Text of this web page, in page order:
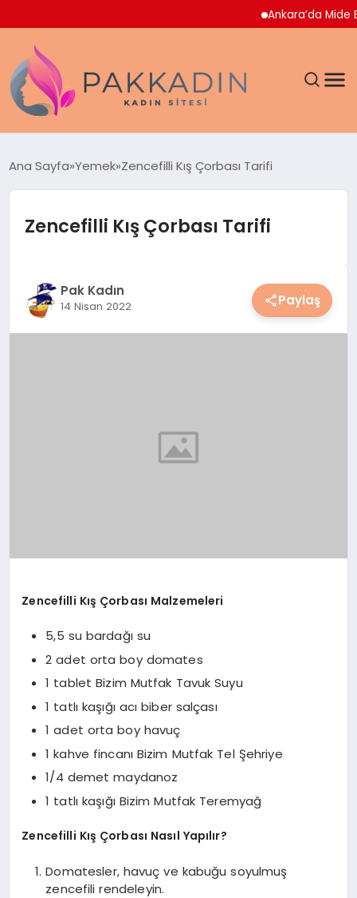
Ankara’da Mide
KADIN
SAĞLIK
SPOR & FITNESS
Ana Sayfa Yemek Zencefilli Kış Çorbası Tarifi
Zencefilli Kış Çorbası Tarifi
Pak Kadın
14 Nisan 2022 Paylaş
Zencefilli Kış Çorbası Malzemeleri
5,5 su bardağı su
2 adet orta boy domates
1 tablet Bizim Mutfak Tavuk Suyu
1 tatlı kaşığı acı biber salçası
1 adet orta boy havuç
1 kahve fincanı Bizim Mutfak Tel Şehriye
1/4 demet maydanoz
1 tatlı kaşığı Bizim Mutfak Teremyağ
Zencefilli Kış Çorbası Nasıl Yapılır?
Domatesler, havuç ve kabuğu soyulmuş
zencefili rendeleyin.